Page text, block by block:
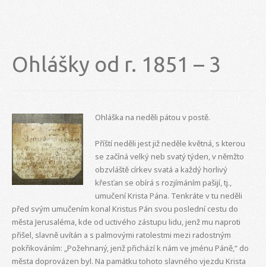
Ohlášky od r. 1851 – 3
Ohláška na neděli pátou v postě.
Příští neděli jest již neděle květná, s kterou
se začíná velký neb svatý týden, v němžto
obzvláště církev svatá a každý horlivý
křesťan se obírá s rozjímáním pašijí, tj.,
umučení Krista Pána. Tenkráte v tu neděli
před svým umučením konal Kristus Pán svou poslední cestu do
města Jerusaléma, kde od uctivého zástupu lidu, jenž mu naproti
přišel, slavně uvítán a s palmovými ratolestmi mezi radostným
pokřikováním: „Požehnaný, jenž přichází k nám ve jménu Páně,“ do
města doprovázen byl. Na památku tohoto slavného vjezdu Krista